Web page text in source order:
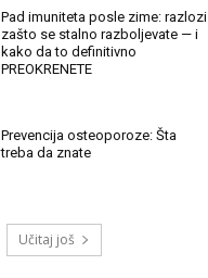
Pad imuniteta posle zime: razlozi
zašto se stalno razboljevate — i
kako da to definitivno
PREOKRENETE
Prevencija osteoporoze: Šta
treba da znate
Učitaj još